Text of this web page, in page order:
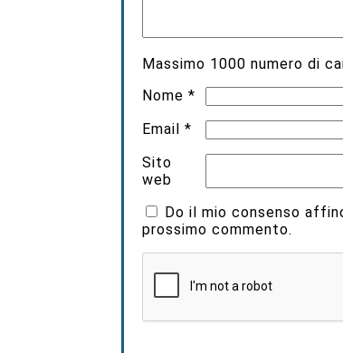
Massimo 1000 numero di
Nome*
Email*
Sito
web
Do il mio consenso
prossimo commento.